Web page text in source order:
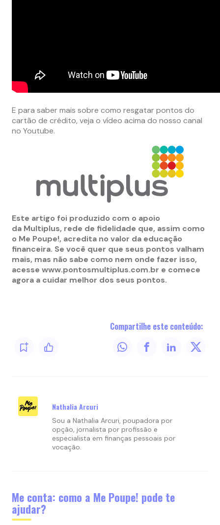
E para saber mais sobre como resgatar pontos do
cartão de crédito, veja o vídeo acima do nosso canal
no Youtube.
Este artigo foi produzido com o apoio
da Multiplus, rede de fidelidade que, assim como
o Me Poupe!, acredita no valor da educação
financeira. Se você quer que seus pontos valham
mais, mas não sabe como nem onde fazer isso,
acesse www.pontosmultiplus.com.br e comece
agora a cuidar melhor dos seus pontos.
Compartilhe este conteúdo:
Nathalia Arcuri
Sou a Nathalia Arcuri, poupadora por
opção, jornalista por profissão e
especialista em finanças pessoais por
vocação.
Me conta: como a Me Poupe! pode te
ajudar?